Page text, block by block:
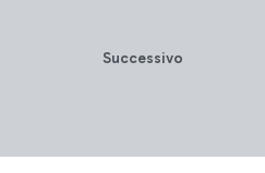
Successivo